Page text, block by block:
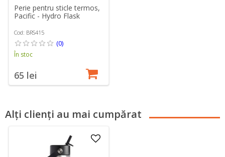
Perie pentru sticle termos,
Pacific - Hydro Flask
Cod: BRS415
(0)
În stoc
65 lei
Alți clienți au mai cumpărat